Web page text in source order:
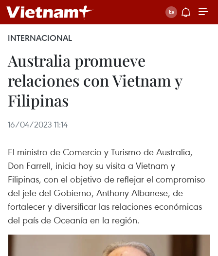
INTERNACIONAL
Australia promueve
relaciones con Vietnam y
Filipinas
16/04/2023 11:14
El ministro de Comercio y Turismo de Australia,
Don Farrell, inicia hoy su visita a Vietnam y
Filipinas, con el objetivo de reflejar el compromiso
del jefe del Gobierno, Anthony Albanese, de
fortalecer y diversificar las relaciones económicas
del país de Oceanía en la región.